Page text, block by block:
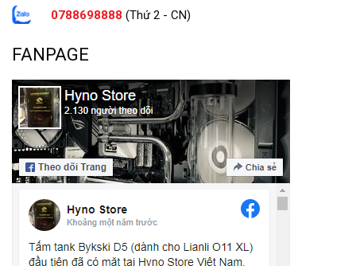
0788698888 (Thứ 2 - CN)
FANPAGE